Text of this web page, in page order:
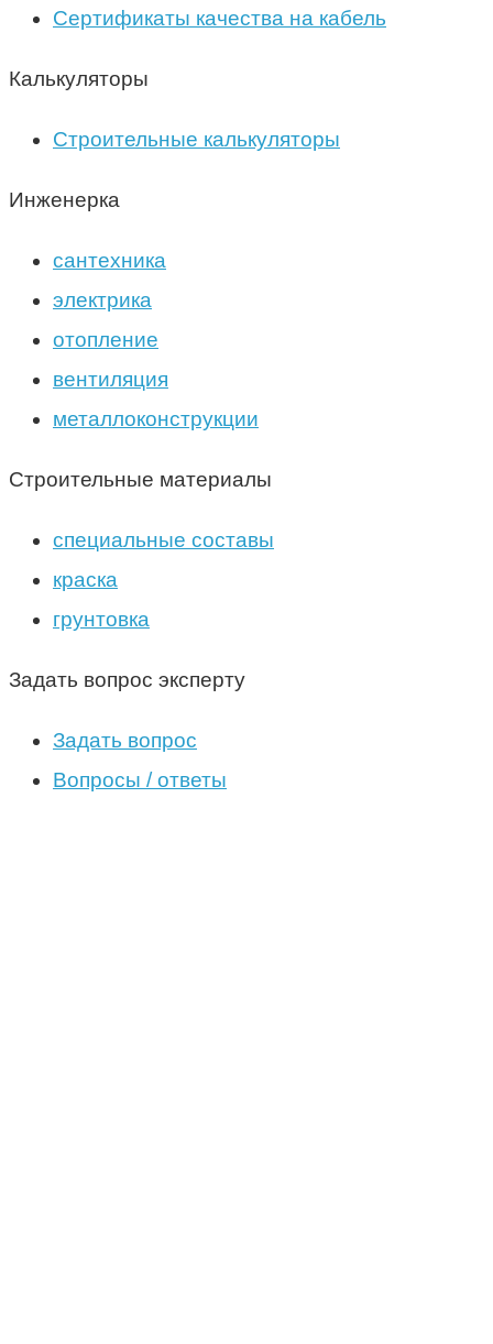
Сертификаты качества на кабель
Калькуляторы
Строительные калькуляторы
Инженерка
сантехника
электрика
отопление
вентиляция
металлоконструкции
Строительные материалы
специальные составы
краска
грунтовка
Задать вопрос эксперту
Задать вопрос
Вопросы / ответы